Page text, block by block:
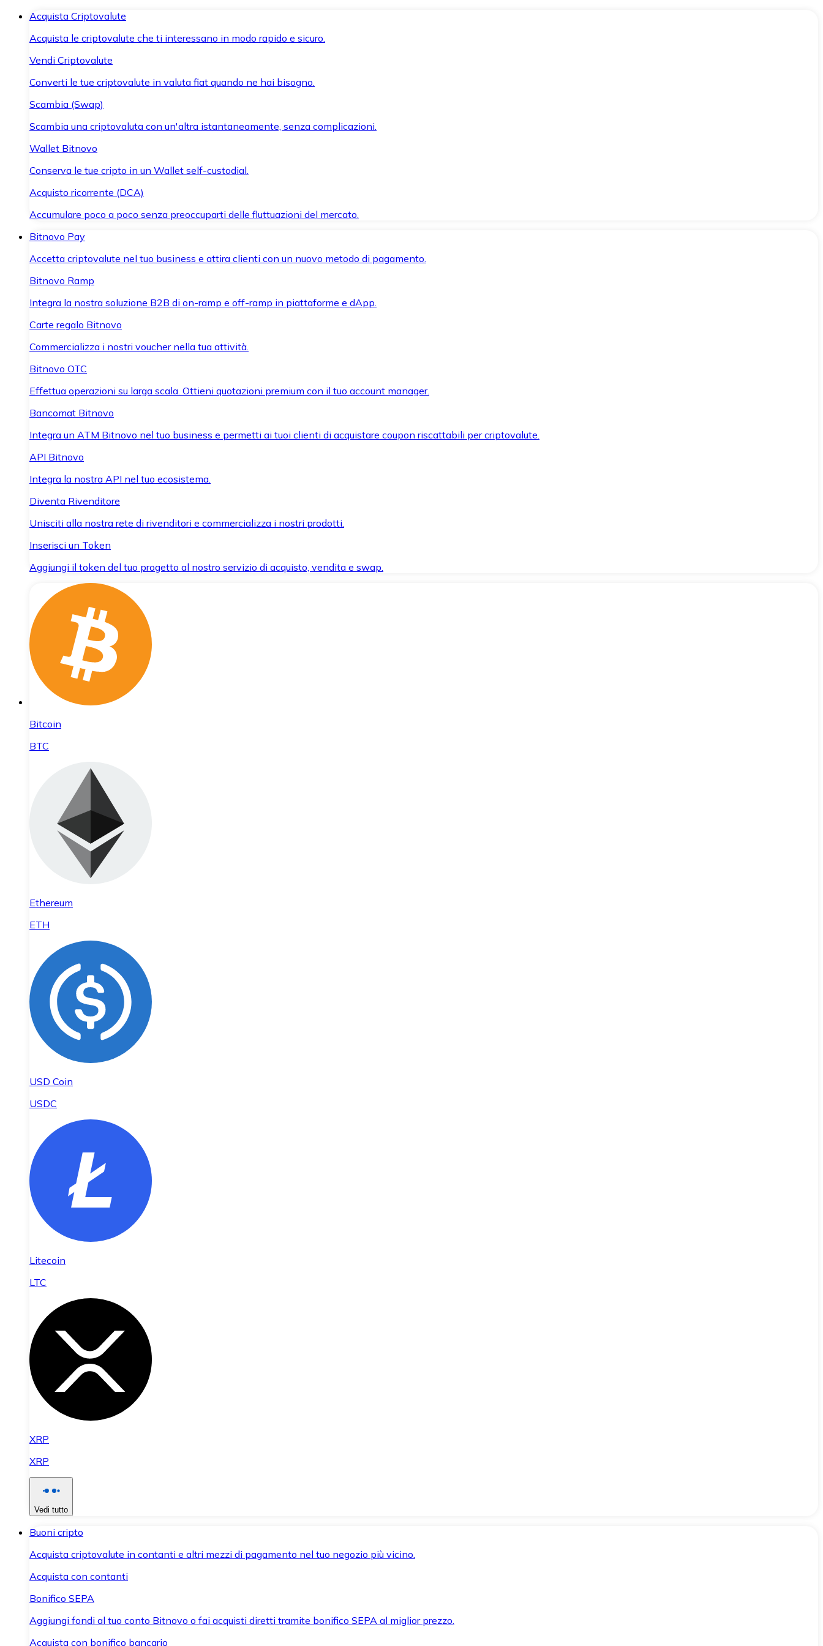
Acquista Criptovalute
Acquista le criptovalute che ti interessano in modo rapido e sicuro.
Vendi Criptovalute
Converti le tue criptovalute in valuta fiat quando ne hai bisogno.
Scambia (Swap)
Scambia una criptovaluta con un'altra istantaneamente, senza complicazioni.
Wallet Bitnovo
Conserva le tue cripto in un Wallet self-custodial.
Acquisto ricorrente (DCA)
Accumulare poco a poco senza preoccuparti delle fluttuazioni del mercato.
Bitnovo Pay
Accetta criptovalute nel tuo business e attira clienti con un nuovo metodo di pagamento.
Bitnovo Ramp
Integra la nostra soluzione B2B di on-ramp e off-ramp in piattaforme e dApp.
Carte regalo Bitnovo
Commercializza i nostri voucher nella tua attività.
Bitnovo OTC
Effettua operazioni su larga scala. Ottieni quotazioni premium con il tuo account manager.
Bancomat Bitnovo
Integra un ATM Bitnovo nel tuo business e permetti ai tuoi clienti di acquistare coupon riscattabili per criptovalute.
API Bitnovo
Integra la nostra API nel tuo ecosistema.
Diventa Rivenditore
Unisciti alla nostra rete di rivenditori e commercializza i nostri prodotti.
Inserisci un Token
Aggiungi il token del tuo progetto al nostro servizio di acquisto, vendita e swap.
Bitcoin
BTC
Ethereum
ETH
USD Coin
USDC
Litecoin
LTC
XRP
XRP
Vedi tutto
Buoni cripto
Acquista criptovalute in contanti e altri mezzi di pagamento nel tuo negozio più vicino.
Acquista con contanti
Bonifico SEPA
Aggiungi fondi al tuo conto Bitnovo o fai acquisti diretti tramite bonifico SEPA al miglior prezzo.
Acquista con bonifico bancario